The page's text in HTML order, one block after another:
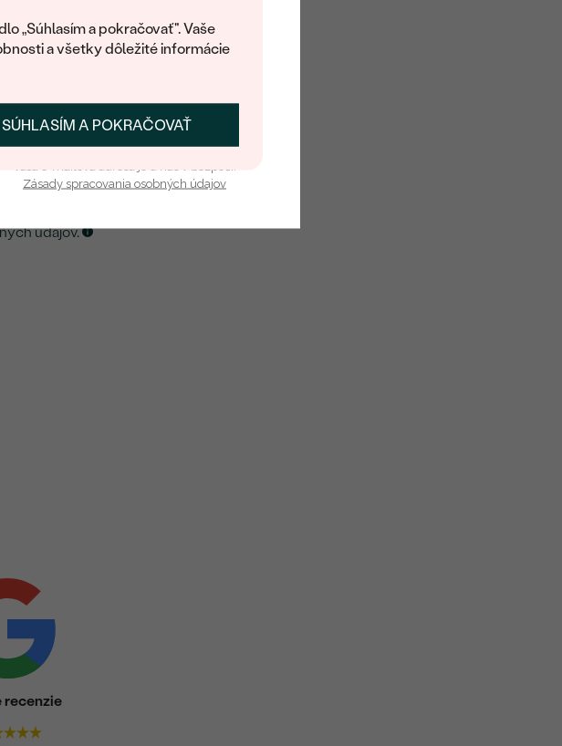
„Súhlasím a pokračovať". Vaše
a všetky dôležité informácie
SÚHLASÍM A POKRAČOVAŤ
recenzie
chcete byť informovaní o dostupnosti tohoto
e-mail.
TENTO
údajov.
Prihlásiť sa a získať zľavu
Zásady spracovania osobných údajov